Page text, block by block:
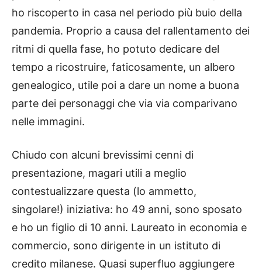
ho riscoperto in casa nel periodo più buio della
pandemia. Proprio a causa del rallentamento dei
ritmi di quella fase, ho potuto dedicare del
tempo a ricostruire, faticosamente, un albero
genealogico, utile poi a dare un nome a buona
parte dei personaggi che via via comparivano
nelle immagini.
Chiudo con alcuni brevissimi cenni di
presentazione, magari utili a meglio
contestualizzare questa (lo ammetto,
singolare!) iniziativa: ho 49 anni, sono sposato
e ho un figlio di 10 anni. Laureato in economia e
commercio, sono dirigente in un istituto di
credito milanese. Quasi superfluo aggiungere